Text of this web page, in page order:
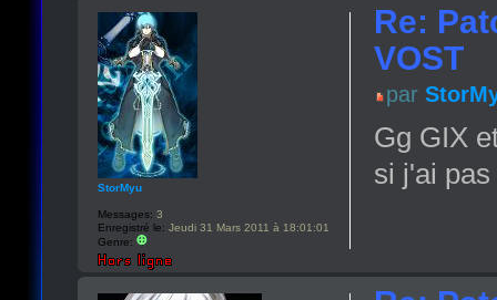
Re:
VOST
par
Gg GIX
si j'ai
StorMyu
Messages: 3
Enregistré le: Jeudi 31 Mars 2011 à 18:01:01
Genre: